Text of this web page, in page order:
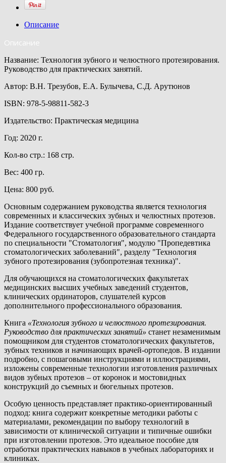
Описание
Описание
Название: Технология зубного и челюстного протезирования.
Руководство для практических занятий.
Автор: В.Н. Трезубов, Е.А. Булычева, С.Д. Арутюнов
ISBN: 978-5-98811-582-3
Издательство: Практическая медицина
Год: 2020 г.
Кол-во стр.: 168 стр.
Вес: 400 гр.
Цена: 800 руб.
Основным содержанием руководства является технология
современных и классических зубных и челюстных протезов.
Издание соответствует учебной программе современного
Федерального государственного образовательного стандарта
по специальности "Стоматология", модулю "Пропедевтика
стоматологических заболеваний", разделу "Технология
зубного протезирования (зубопротезная техника)".
Для обучающихся на стоматологических факультетах
медицинских высших учебных заведений студентов,
клинических ординаторов, слушателей курсов
дополнительного профессионального образования.
Книга «Технология зубного и челюстного протезирования.
Руководство для практических занятий» станет незаменимым
помощником для студентов стоматологических факультетов,
зубных техников и начинающих врачей-ортопедов. В издании
подробно, с пошаговыми инструкциями и иллюстрациями,
изложены современные технологии изготовления различных
видов зубных протезов – от коронок и мостовидных
конструкций до съемных и бюгельных протезов.
Особую ценность представляет практико-ориентированный
подход: книга содержит конкретные методики работы с
материалами, рекомендации по выбору технологий в
зависимости от клинической ситуации и типичные ошибки
при изготовлении протезов. Это идеальное пособие для
отработки практических навыков в учебных лабораториях и
клиниках.